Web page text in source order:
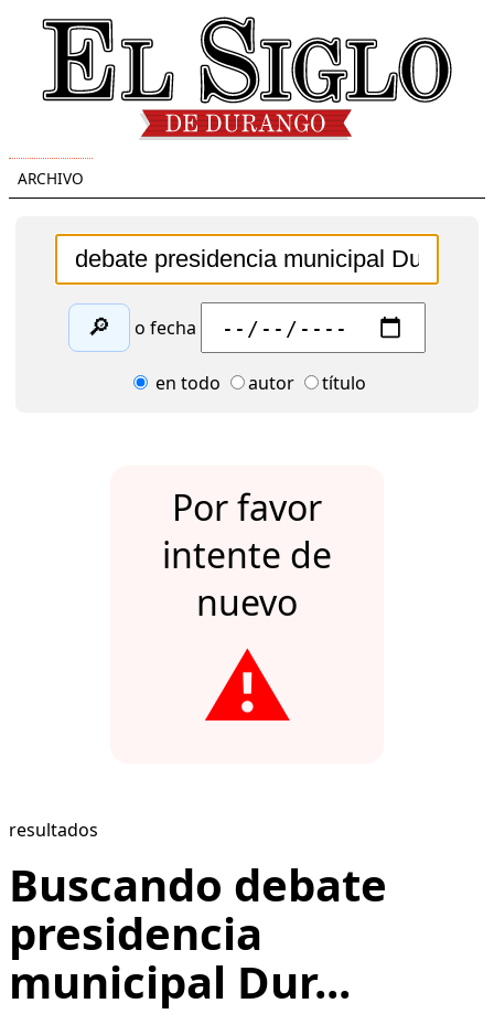
ARCHIVO
🔎 o fecha
en todo autor título
Por favor
intente de
nuevo
⚠️
resultados
Buscando debate
presidencia
municipal Dur...